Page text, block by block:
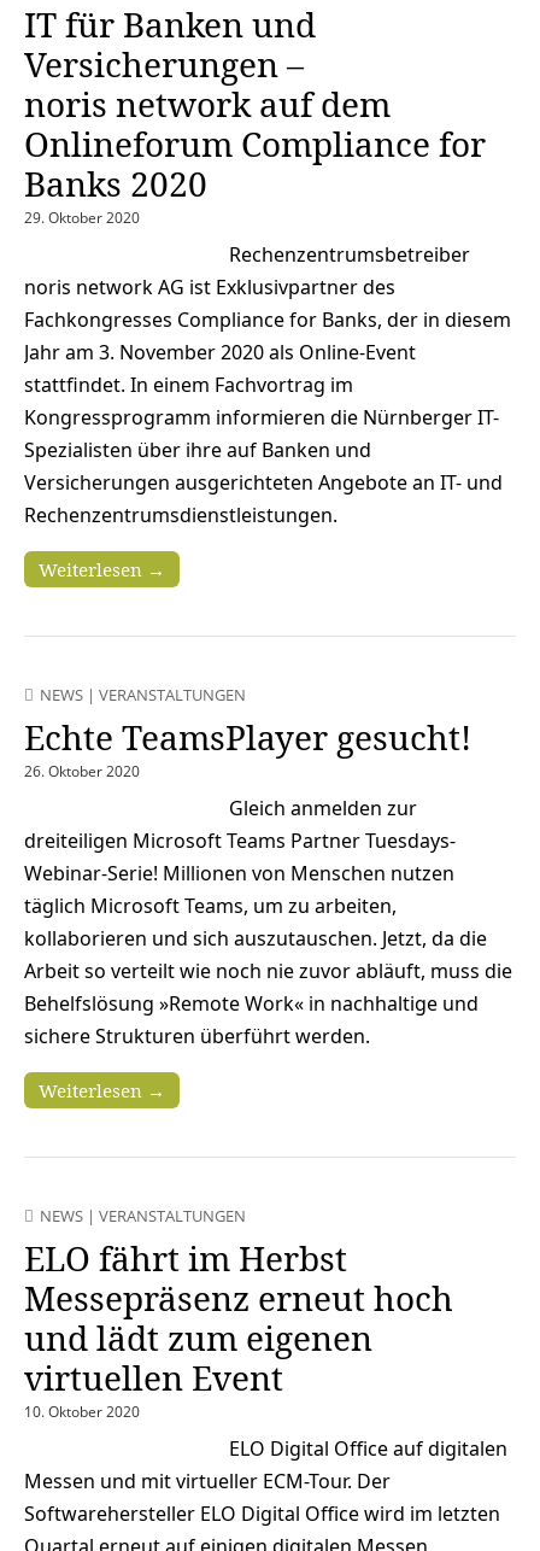
IT für Banken und
Versicherungen –
noris network auf dem
Onlineforum Compliance for
Banks 2020
29. Oktober 2020
Rechenzentrumsbetreiber
noris network AG ist Exklusivpartner des
Fachkongresses Compliance for Banks, der in diesem
Jahr am 3. November 2020 als Online-Event
stattfindet. In einem Fachvortrag im
Kongressprogramm informieren die Nürnberger IT-
Spezialisten über ihre auf Banken und
Versicherungen ausgerichteten Angebote an IT- und
Rechenzentrumsdienstleistungen.
Weiterlesen →
NEWS | VERANSTALTUNGEN
Echte TeamsPlayer gesucht!
26. Oktober 2020
Gleich anmelden zur
dreiteiligen Microsoft Teams Partner Tuesdays-
Webinar-Serie! Millionen von Menschen nutzen
täglich Microsoft Teams, um zu arbeiten,
kollaborieren und sich auszutauschen. Jetzt, da die
Arbeit so verteilt wie noch nie zuvor abläuft, muss die
Behelfslösung »Remote Work« in nachhaltige und
sichere Strukturen überführt werden.
Weiterlesen →
NEWS | VERANSTALTUNGEN
ELO fährt im Herbst
Messepräsenz erneut hoch
und lädt zum eigenen
virtuellen Event
10. Oktober 2020
ELO Digital Office auf digitalen
Messen und mit virtueller ECM-Tour. Der
Softwarehersteller ELO Digital Office wird im letzten